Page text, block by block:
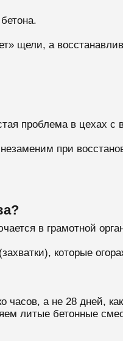
щели, а
проблема в цехах с
при
в грамотной
которые
часов, а не 28 дней,
литые бетонные